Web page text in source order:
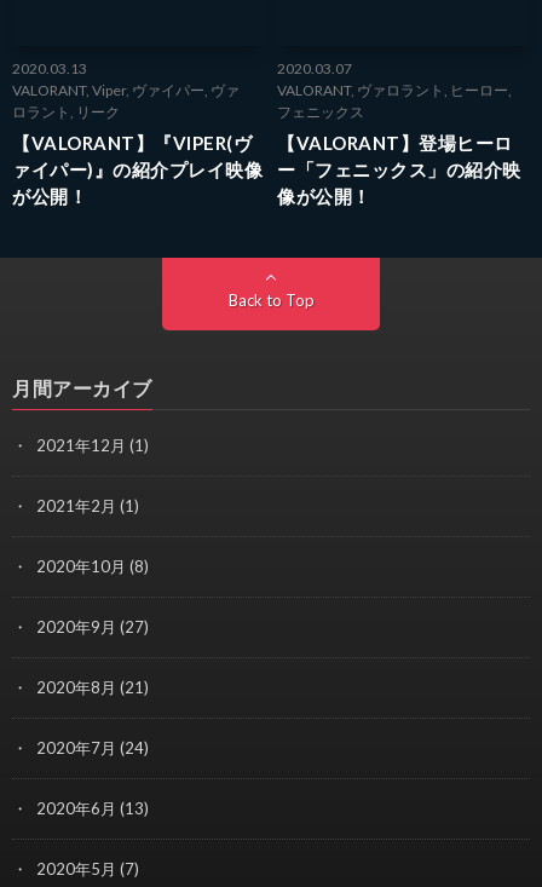
2020.03.13
VALORANT, Viper, ヴァイパー, ヴァ
ロラント , リーク
【VALORANT】『VIPER(ヴ
ァイパー)』の紹介プレイ映像
が公開！
2020.03.07
VALORANT, ヴァロラント , ヒーロー,
フェニックス
【VALORANT】登場ヒーロ
ー「フェニックス」の紹介映
像が公開！
Back to Top
月間アーカイブ
2021年12月 (1)
2021年2月 (1)
2020年10月 (8)
2020年9月 (27)
2020年8月 (21)
2020年7月 (24)
2020年6月 (13)
2020年5月 (7)